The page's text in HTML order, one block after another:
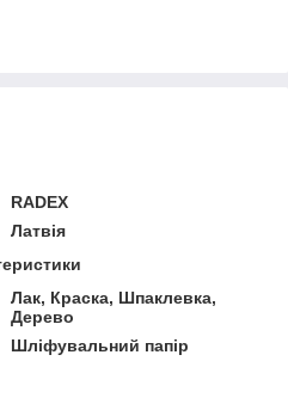
RADEX
Латвія
Лак, Краска, Шпаклевка,
Дерево
Шліфувальний папір